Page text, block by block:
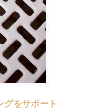
グをサポート